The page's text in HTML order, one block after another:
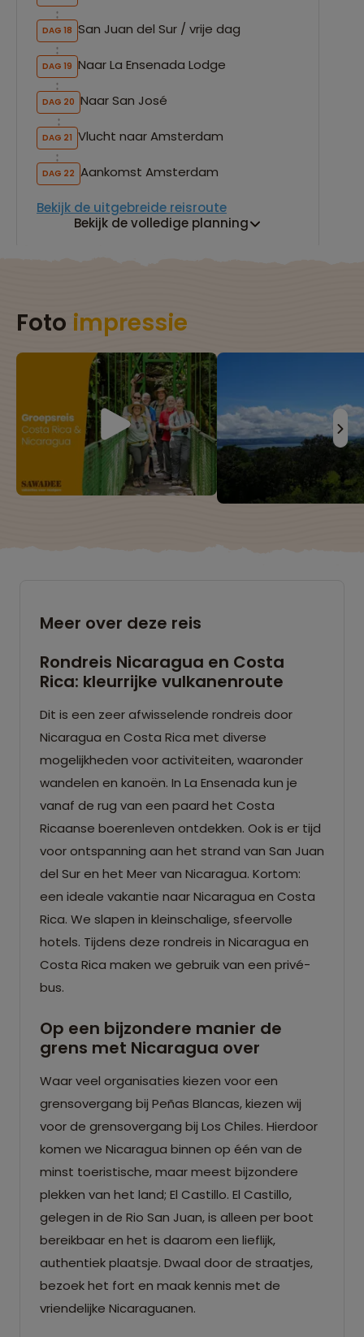
DAG 18 San Juan del Sur / vrije dag
DAG 19 Naar La Ensenada Lodge
DAG 20 Naar San José
DAG 21 Vlucht naar Amsterdam
DAG 22 Aankomst Amsterdam
Bekijk de uitgebreide reisroute
Bekijk de volledige planning
Foto impressie
Meer over deze reis
Rondreis Nicaragua en Costa
Rica: kleurrijke vulkanenroute
Dit is een zeer afwisselende rondreis door
Nicaragua en Costa Rica met diverse
mogelijkheden voor activiteiten, waaronder
wandelen en kanoën. In La Ensenada kun je
vanaf de rug van een paard het Costa
Ricaanse boerenleven ontdekken. Ook is er tijd
voor ontspanning aan het strand van San Juan
del Sur en het Meer van Nicaragua. Kortom:
een ideale vakantie naar Nicaragua en Costa
Rica. We slapen in kleinschalige, sfeervolle
hotels. Tijdens deze rondreis in Nicaragua en
Costa Rica maken we gebruik van een privé-
bus.
Op een bijzondere manier de
grens met Nicaragua over
Waar veel organisaties kiezen voor een
grensovergang bij Peñas Blancas, kiezen wij
voor de grensovergang bij Los Chiles. Hierdoor
komen we Nicaragua binnen op één van de
minst toeristische, maar meest bijzondere
plekken van het land; El Castillo. El Castillo,
gelegen in de Rio San Juan, is alleen per boot
bereikbaar en het is daarom een lieflijk,
authentiek plaatsje. Dwaal door de straatjes,
bezoek het fort en maak kennis met de
vriendelijke Nicaraguanen.